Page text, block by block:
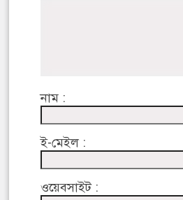
নাম :
ই-মেইল :
ওয়েবসাইট :